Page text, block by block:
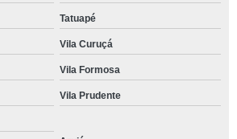
Tatuapé
Vila Curuçá
Vila Formosa
Vila Prudente